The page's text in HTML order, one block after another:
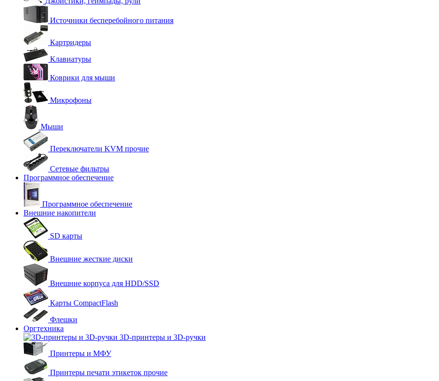
Источники бесперебойного питания
Картридеры
Клавиатуры
Коврики для мыши
Микрофоны
Мыши
Переключатели KVM прочие
Сетевые фильтры
Программное обеспечение
Программное обеспечение
Внешние накопители
SD карты
Внешние жесткие диски
Внешние корпуса для HDD/SSD
Карты CompactFlash
Флешки
Оргтехника
3D-принтеры и 3D-ручки
Принтеры и МФУ
Принтеры печати этикеток прочие